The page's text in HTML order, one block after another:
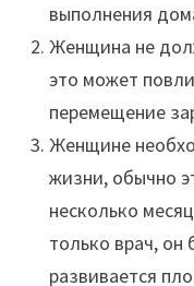
выполнения
Женщина не
это может
перемещение
Женщине
жизни, обычно
несколько
только врач, он
развивается